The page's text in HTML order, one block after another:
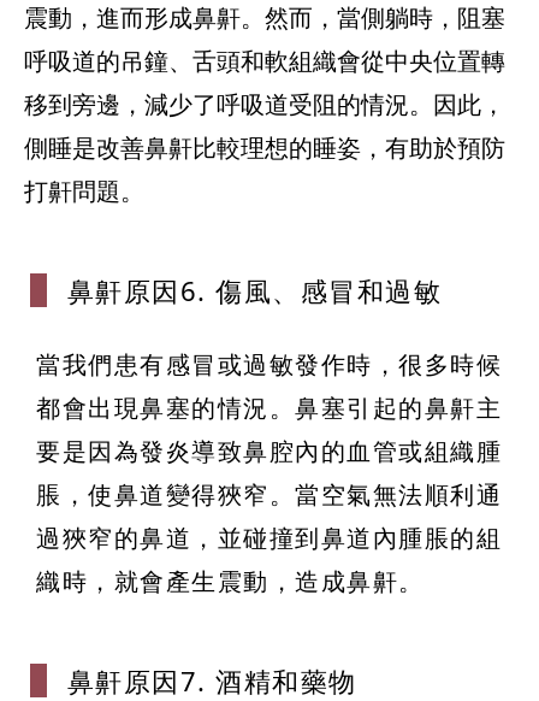
震動，進而形成鼻鼾。然而，當側躺時，阻塞
呼吸道的吊鐘、舌頭和軟組織會從中央位置轉
移到旁邊，減少了呼吸道受阻的情況。因此，
側睡是改善鼻鼾比較理想的睡姿，有助於預防
打鼾問題。
鼻鼾原因6. 傷風、感冒和過敏
當我們患有感冒或過敏發作時，很多時候
都會出現鼻塞的情況。鼻塞引起的鼻鼾主
要是因為發炎導致鼻腔內的血管或組織腫
脹，使鼻道變得狹窄。當空氣無法順利通
過狹窄的鼻道，並碰撞到鼻道內腫脹的組
織時，就會產生震動，造成鼻鼾。
鼻鼾原因7. 酒精和藥物